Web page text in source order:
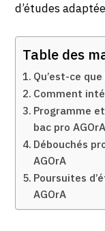
d’études
Table des
Qu’est-ce
Comment
Programme
bac pro AGOrA
Débouchés
AGOrA
Poursuites
AGOrA